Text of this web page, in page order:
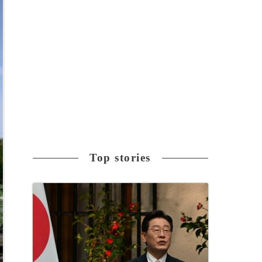
Top stories